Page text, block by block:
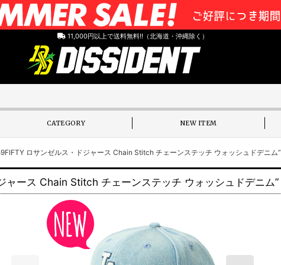
11,000円以上で送料無料!!（北海道・沖縄除く）
CATEGORY NEW ITEM
ロサンゼルス・ドジャース Chain Stitch チェーンステッチ ウォッシュドデニム”
ース Chain Stitch チェーンステッチ ウォッシュドデニム”